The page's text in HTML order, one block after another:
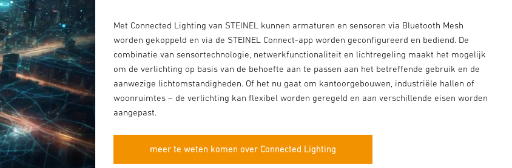
Met Connected Lighting van STEINEL kunnen armaturen en sensoren via Bluetooth Mesh
worden gekoppeld en via de STEINEL Connect-app worden geconfigureerd en bediend. De
combinatie van sensortechnologie, netwerkfunctionaliteit en lichtregeling maakt het mogelijk
om de verlichting op basis van de behoefte aan te passen aan het betreffende gebruik en de
aanwezige lichtomstandigheden. Of het nu gaat om kantoorgebouwen, industriële hallen of
woonruimtes – de verlichting kan flexibel worden geregeld en aan verschillende eisen worden
aangepast.
meer te weten komen over Connected Lighting